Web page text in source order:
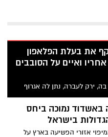
את בעלת הפלאפון
ואיים על הסובבים
ירק לעברה, נתן לה אגרוף
כי ידקור אותם - הוא נעצר
לאחר מרדף. צפו בוידאו שתיעד
באשדוד נמוכה ביחס
בישראל
אזורי הפשיעה בארץ על